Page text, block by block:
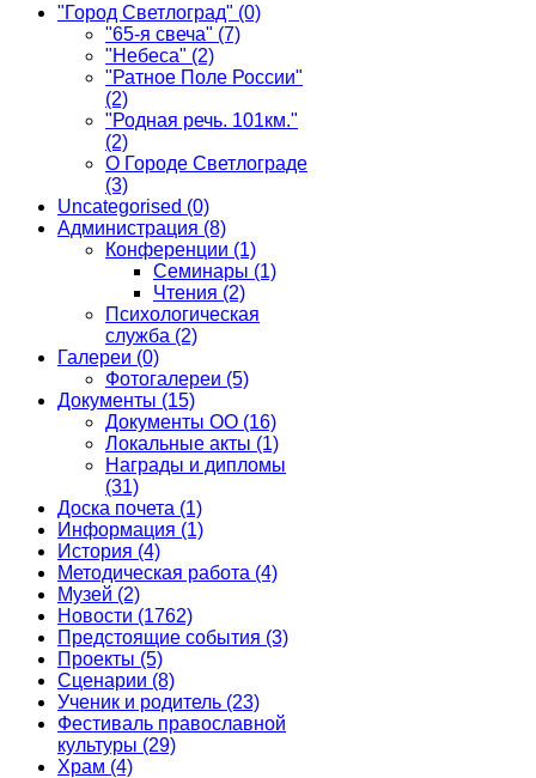
"Город Светлоград" (0)
"65-я свеча" (7)
"Небеса" (2)
"Ратное Поле России"
(2)
"Родная речь. 101км."
(2)
О Городе Светлограде
(3)
Uncategorised (0)
Администрация (8)
Конференции (1)
Семинары (1)
Чтения (2)
Психологическая
служба (2)
Галереи (0)
Фотогалереи (5)
Документы (15)
Документы ОО (16)
Локальные акты (1)
Награды и дипломы
(31)
Доска почета (1)
Информация (1)
История (4)
Методическая работа (4)
Музей (2)
Новости (1762)
Предстоящие события (3)
Проекты (5)
Сценарии (8)
Ученик и родитель (23)
Фестиваль православной
культуры (29)
Храм (4)